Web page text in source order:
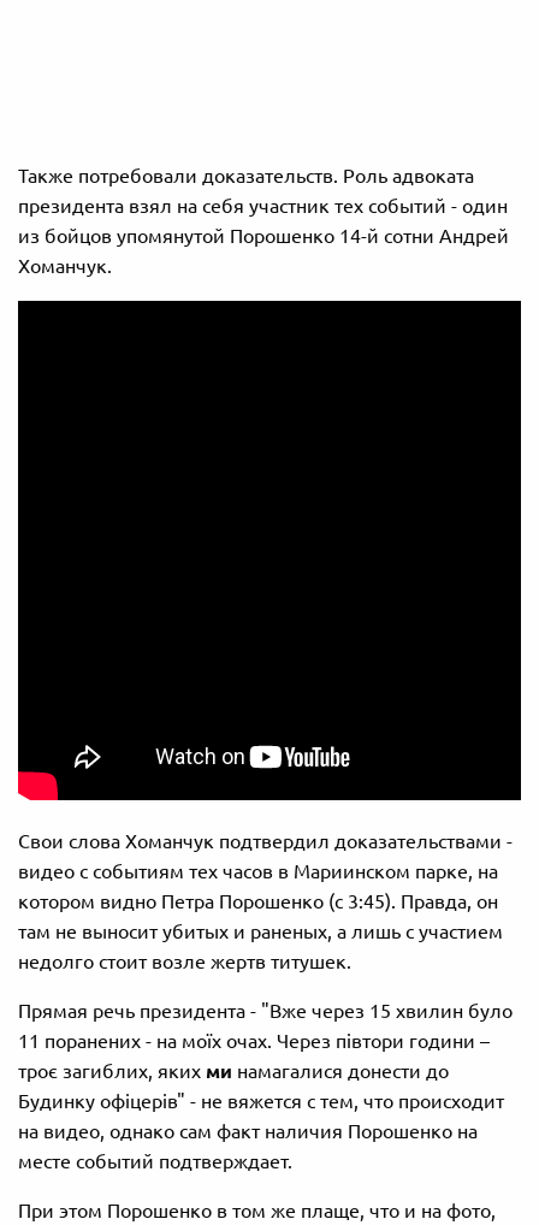
Также потребовали доказательств. Роль адвоката
президента взял на себя участник тех событий - один
из бойцов упомянутой Порошенко 14-й сотни Андрей
Хоманчук.
Свои слова Хоманчук подтвердил доказательствами -
видео с событиям тех часов в Мариинском парке, на
котором видно Петра Порошенко (с 3:45). Правда, он
там не выносит убитых и раненых, а лишь с участием
недолго стоит возле жертв титушек.
Прямая речь президента - "Вже через 15 хвилин було
11 поранених - на моїх очах. Через півтори години –
троє загиблих, яких ми намагалися донести до
Будинку офіцерів" - не вяжется с тем, что происходит
на видео, однако сам факт наличия Порошенко на
месте событий подтверждает.
При этом Порошенко в том же плаще, что и на фото,